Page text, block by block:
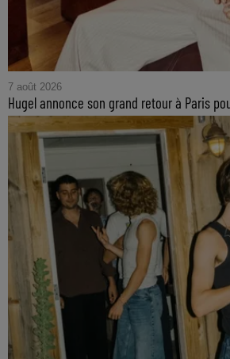
7 août 2026
Hugel annonce son grand retour à Paris